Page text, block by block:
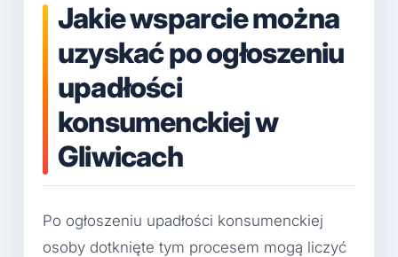
Jakie wsparcie można
uzyskać po ogłoszeniu
upadłości
konsumenckiej w
Gliwicach
Po ogłoszeniu upadłości konsumenckiej
osoby dotknięte tym procesem mogą liczyć